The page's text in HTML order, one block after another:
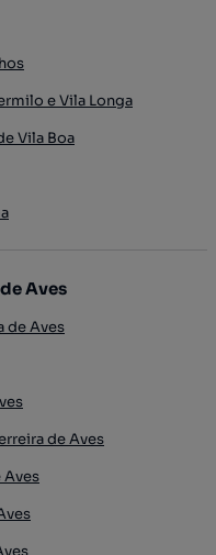
e Vila Longa
Vila Boa
Aves
de Aves
de Aves
Aves